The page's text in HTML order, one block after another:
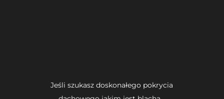
Jeśli szukasz doskonałego pokrycia